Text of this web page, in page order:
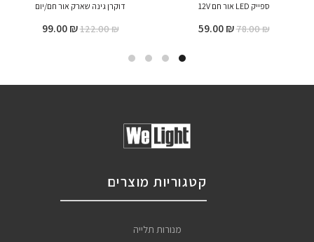
ספייק LED אור חם 12V
78.00₪
59.00₪
דוקרן גינה שארק אור חם/יום
122.00₪
99.00₪
קטגוריות מוצרים
מנורות תלייה